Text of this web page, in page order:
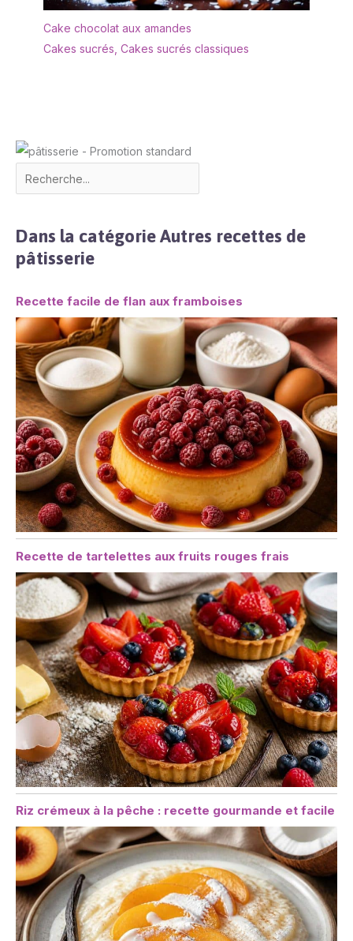
Cake chocolat aux amandes
Cakes sucrés Cakes sucrés classiques
Dans la catégorie Autres recettes de
pâtisserie
Recette facile de flan aux framboises
Recette de tartelettes aux fruits rouges frais
Riz crémeux à la pêche : recette gourmande et facile